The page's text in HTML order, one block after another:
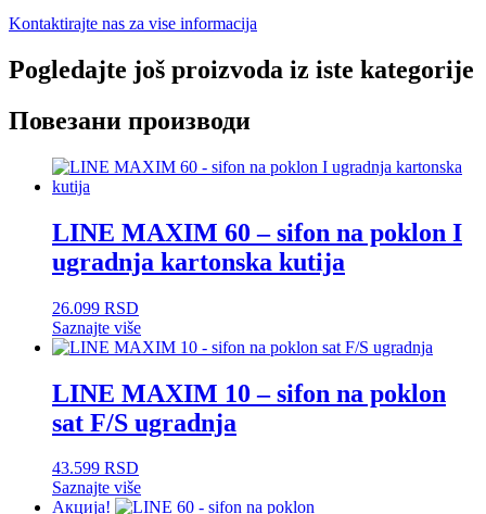
Kontaktirajte nas za vise informacija
Pogledajte još proizvoda iz iste kategorije
Повезани производи
LINE MAXIM 60 – sifon na poklon I
ugradnja kartonska kutija
26.099 RSD
Saznajte više
LINE MAXIM 10 – sifon na poklon
sat F/S ugradnja
43.599 RSD
Saznajte više
Акција!